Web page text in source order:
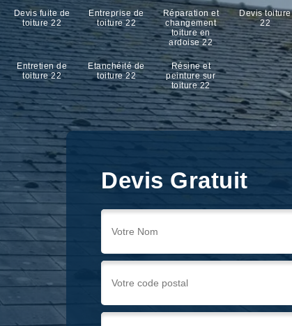
Devis fuite de
toiture 22
Entreprise de
toiture 22
Réparation et
changement
toiture en
ardoise 22
Devis toiture
22
Entretien de
toiture 22
Etanchéité de
toiture 22
Résine et
peinture sur
toiture 22
Devis Gratuit